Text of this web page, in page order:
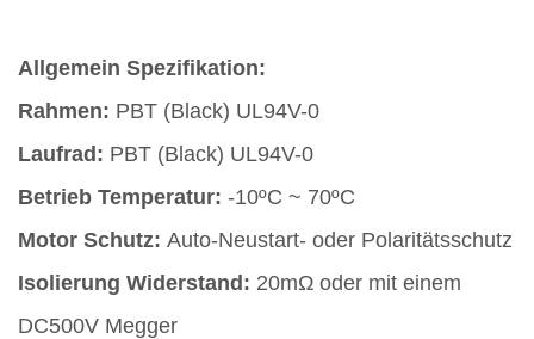
Allgemein Spezifikation:
Rahmen: PBT (Black) UL94V-0
Laufrad: PBT (Black) UL94V-0
Betrieb Temperatur: -10ºC ~ 70ºC
Motor Schutz: Auto-Neustart- oder Polaritätsschutz
Isolierung Widerstand: 20mΩ oder mit einem
DC500V Megger